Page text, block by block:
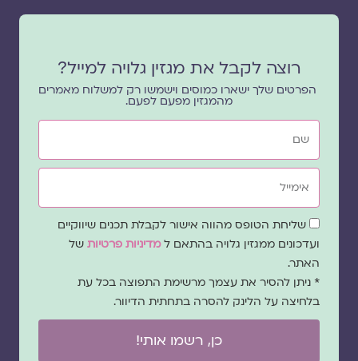
רוצה לקבל את מגזין גלויה למייל?
הפרטים שלך ישארו כמוסים וישמשו רק למשלוח מאמרים
מהמגזין מפעם לפעם.
שם
אימייל
שדה
הסכמה
שליחת הטופס מהווה אישור לקבלת תכנים שיווקיים
ועדכונים ממגזין גלויה בהתאם למדיניות פרטיות של
האתר.
* ניתן להסיר את עצמך מרשימת התפוצה בכל עת
בלחיצה על הלינק להסרה בתחתית הדיוור.
כן, רשמו אותי!